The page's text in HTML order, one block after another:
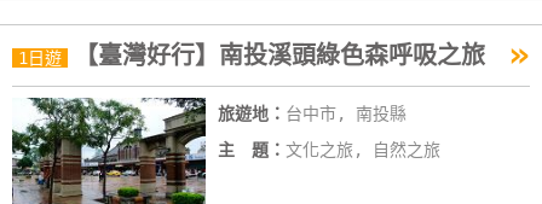
1日遊 【臺灣好行】南投溪頭綠色森呼吸之旅 »
旅遊地： 台中市, 南投縣
主 題： 文化之旅, 自然之旅